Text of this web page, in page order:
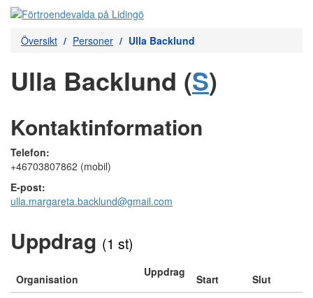
Översikt Personer Ulla Backlund
Ulla Backlund (S)
Kontaktinformation
Telefon:
+46703807862 (mobil)
E-post:
ulla.margareta.backlund@gmail.com
Uppdrag (1 st)
Organisation
Uppdrag
Start
Slut